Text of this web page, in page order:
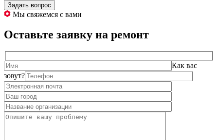
Задать вопрос
Мы свяжемся с вами
Оставьте заявку на ремонт
Как вас
зовут?